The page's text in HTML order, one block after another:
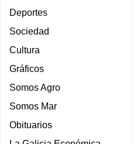
Deportes
Sociedad
Cultura
Gráficos
Somos Agro
Somos Mar
Obituarios